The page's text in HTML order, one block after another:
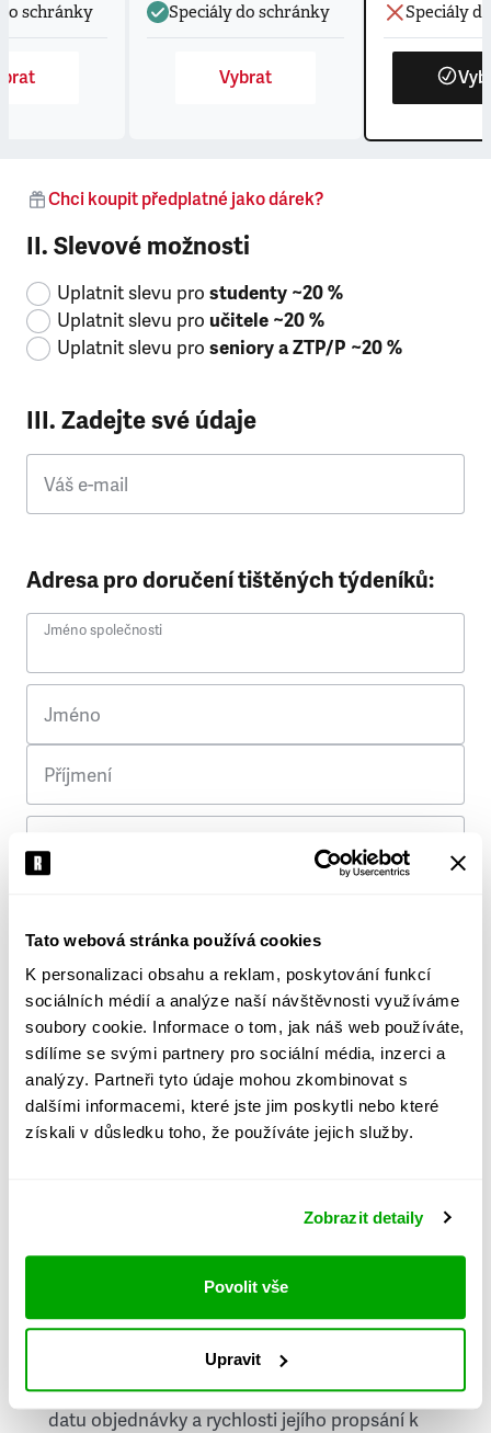
Tato webová stránka používá cookies
K personalizaci obsahu a reklam, poskytování funkcí
sociálních médií a analýze naší návštěvnosti využíváme
soubory cookie. Informace o tom, jak náš web používáte,
sdílíme se svými partnery pro sociální média, inzerci a
analýzy. Partneři tyto údaje mohou zkombinovat s
dalšími informacemi, které jste jim poskytli nebo které
získali v důsledku toho, že používáte jejich služby.
Zobrazit detaily
Povolit vše
Upravit
schránky Speciály do schránky
Vybrat
Speciály
Chci koupit předplatné jako dárek?
II. Slevové možnosti
Uplatnit slevu pro studenty ~20 %
Uplatnit slevu pro učitele ~20 %
Uplatnit slevu pro seniory a ZTP/P ~20 %
III. Zadejte své údaje
Váš e-mail
Adresa pro doručení tištěných týdeníků:
Jméno společnosti
Jméno
Příjmení
Ulice
Město
PSČ
Stát
doručování týdeníku Respekt v tištěné verzi, na
první vydání ve vaší schránce se můžete těšit
příští, nejpozději přespříští týden (v závislosti na
datu objednávky a rychlosti jejího propsání k